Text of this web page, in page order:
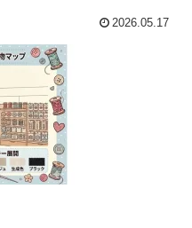
2026.05.17